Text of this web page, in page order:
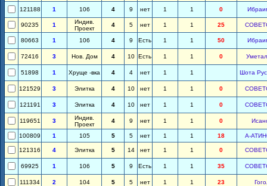
121188 1 106 4 9 нет 1 1 0
90235 1
Индив.
Проект
4 5 нет 1 1 25
80663 1 106 4 9 Есть 1 1 50
72416 3 Нов. Дом 4 10 Есть 1 1 0
51898 1 Хруще -вка 4 4 нет 1 1 Шота
121529 3 Элитка 4 10 нет 1 1 0
121191 3 Элитка 4 10 нет 1 1 0
119651 3
Индив.
Проект
4 9 нет 1 1 0
100809 1 105 5 5 нет 1 1 18 А-
121316 4 Элитка 5 14 нет 1 1 0
69925 1 106 5 9 Есть 1 1 35
111334 2 104 5 5 нет 1 1 23